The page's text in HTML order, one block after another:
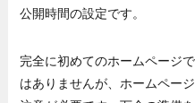
公開時間の設定です。
完全に初めてのホームページ
はありませんが、ホームペー